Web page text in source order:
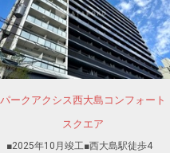
パークアクシス西大島コンフォート
スクエア
■2025年10月竣工■西大島駅徒歩4